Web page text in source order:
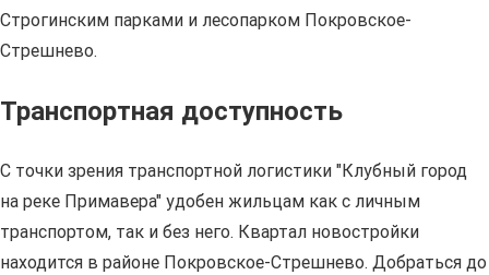
Строгинским парками и лесопарком Покровское-
Стрешнево.
Транспортная доступность
С точки зрения транспортной логистики "Клубный город
на реке Примавера" удобен жильцам как с личным
транспортом, так и без него. Квартал новостройки
находится в районе Покровское-Стрешнево. Добраться до